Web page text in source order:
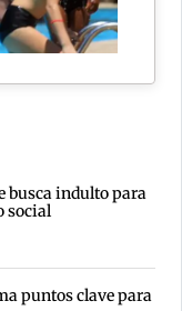
busca indulto para
social
puntos clave para